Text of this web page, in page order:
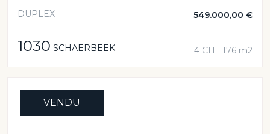
DUPLEX 549.000,00 €
1030 SCHAERBEEK 4 CH 176 m2
VENDU